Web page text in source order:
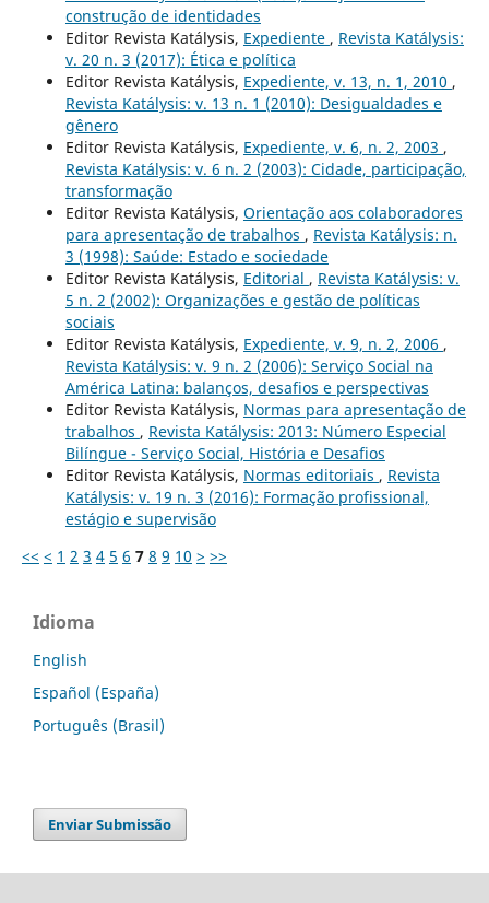
construção de identidades
Editor Revista Katálysis, Expediente , Revista Katálysis:
v. 20 n. 3 (2017): Ética e política
Editor Revista Katálysis, Expediente, v. 13, n. 1, 2010 ,
Revista Katálysis: v. 13 n. 1 (2010): Desigualdades e
gênero
Editor Revista Katálysis, Expediente, v. 6, n. 2, 2003 ,
Revista Katálysis: v. 6 n. 2 (2003): Cidade, participação,
transformação
Editor Revista Katálysis, Orientação aos colaboradores
para apresentação de trabalhos , Revista Katálysis: n.
3 (1998): Saúde: Estado e sociedade
Editor Revista Katálysis, Editorial , Revista Katálysis: v.
5 n. 2 (2002): Organizações e gestão de políticas
sociais
Editor Revista Katálysis, Expediente, v. 9, n. 2, 2006 ,
Revista Katálysis: v. 9 n. 2 (2006): Serviço Social na
América Latina: balanços, desafios e perspectivas
Editor Revista Katálysis, Normas para apresentação de
trabalhos , Revista Katálysis: 2013: Número Especial
Bilíngue - Serviço Social, História e Desafios
Editor Revista Katálysis, Normas editoriais , Revista
Katálysis: v. 19 n. 3 (2016): Formação profissional,
estágio e supervisão
<< < 1 2 3 4 5 6 7 8 9 10 > >>
Idioma
English
Español (España)
Português (Brasil)
Enviar Submissão